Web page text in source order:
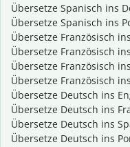
Übersetze Spanisch ins
Übersetze Spanisch ins
Übersetze Französisch
Übersetze Französisch
Übersetze Französisch
Übersetze Französisch
Übersetze Deutsch ins
Übersetze Deutsch ins
Übersetze Deutsch ins
Übersetze Deutsch ins